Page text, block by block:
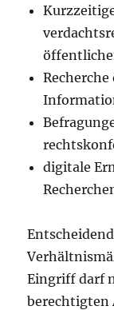
digitale
Eingriff darf
berechtigten